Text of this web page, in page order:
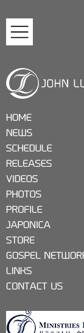
HOME
NEWS
SCHEDULE
RELEASES
VIDEOS
PHOTOS
PROFILE
JAPONICA
STORE
GOSPEL
LINKS